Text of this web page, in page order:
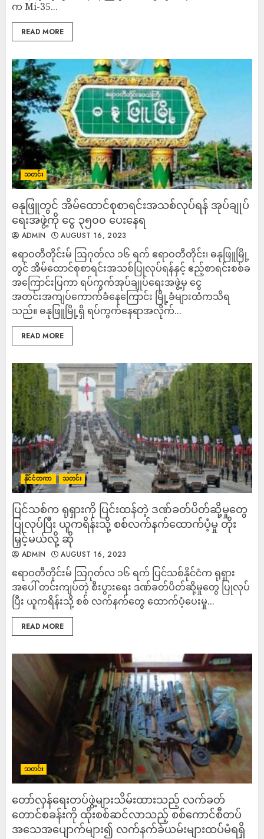
က Mi-35...
READ MORE
သတင်း
ဓနု​ဖြူတွင် အိမ်ထောင်စုစာရင်းအသစ်လုပ်ရန် အုပ်ချုပ်
ရေးအဖွဲ့ကို ငွေ ၃၅၀၀ ပေးနေရ
ADMIN AUGUST 16, 2023
ဧရာဝတီတိုင်းမ် ဩဂုတ်လ ၁၆ ရက် ဧရာဝတီတိုင်း၊ ဓနုဖြူမြို့
တွင် အိမ်ထောင်စုစာရင်းအသစ်ပြုလုပ်ရန်နှင့် ဧည့်စာရင်းစစ်ခ
အကြောင်းပြကာ ရပ်ကွက်အုပ်ချုပ်ရေးအဖွဲ့မှ ငွေ
အတင်းအကျပ်ကောက်ခံနေကြောင်း မြို့ခံများထံကသိရ
သည်။ ဓနုဖြူမြို့ရှိ ရပ်ကွက်နေရာအလိုက်...
READ MORE
နိုင်ငံတကာ သတင်း
ပြင်သစ်က ရုရှားကို ပြင်းထန်တဲ့ ဒဏ်ခတ်ပိတ်ဆို့မှုတွေ
ပြုလုပ်ပြီး ယူကရိန်းသို့ စစ်လက်နက်ထောက်ပံ့မှု တိုး
မြှင့်မယ်လို့ ဆို
ADMIN AUGUST 16, 2023
ဧရာဝတီတိုင်းမ် သြဂုတ်လ ၁၆ ရက် ပြင်သစ်နိုင်ငံက ရုရှား
အပေါ် တင်းကျပ်တဲ့ စီးပွားရေး ဒဏ်ခတ်ပိတ်ဆို့မှုတွေ ပြုလုပ်
ပြီး ယူကရိန်းသို့ စစ် လက်နက်တွေ ထောက်ပံ့ပေးမှု...
READ MORE
သတင်း
တော်လှန်ရေးတပ်ဖွဲ့များသိမ်းထားသည့် လက်ခတ်
တောင်စခန်းကို ထိုးစစ်ဆင်လာသည့် စစ်ကောင်စီတပ်
အသေအပျောက်များ၍ လက်နက်ခဲယမ်းများထပ်မံရရှိ